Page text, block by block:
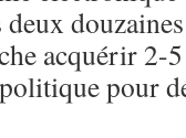
acquérir 2-
pour